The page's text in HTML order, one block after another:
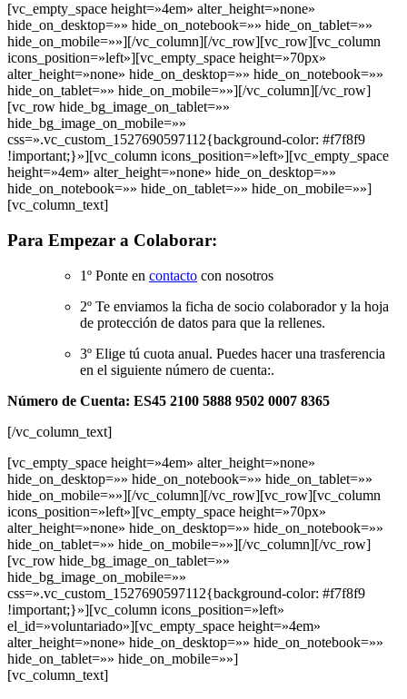
[vc_empty_space height=»4em» alter_height=»none»
hide_on_desktop=»» hide_on_notebook=»» hide_on_tablet=»»
hide_on_mobile=»»][/vc_column][/vc_row][vc_row][vc_column
icons_position=»left»][vc_empty_space height=»70px»
alter_height=»none» hide_on_desktop=»» hide_on_notebook=»»
hide_on_tablet=»» hide_on_mobile=»»][/vc_column][/vc_row]
[vc_row hide_bg_image_on_tablet=»»
hide_bg_image_on_mobile=»»
css=».vc_custom_1527690597112{background-color: #f7f8f9
!important;}»][vc_column icons_position=»left»][vc_empty_space
height=»4em» alter_height=»none» hide_on_desktop=»»
hide_on_notebook=»» hide_on_tablet=»» hide_on_mobile=»»]
[vc_column_text]
Para Empezar a Colaborar:
1º Ponte en contacto con nosotros
2º Te enviamos la ficha de socio colaborador y la hoja
de protección de datos para que la rellenes.
3º Elige tú cuota anual. Puedes hacer una trasferencia
en el siguiente número de cuenta:.
Número de Cuenta: ES45 2100 5888 9502 0007 8365
[/vc_column_text]
[vc_empty_space height=»4em» alter_height=»none»
hide_on_desktop=»» hide_on_notebook=»» hide_on_tablet=»»
hide_on_mobile=»»][/vc_column][/vc_row][vc_row][vc_column
icons_position=»left»][vc_empty_space height=»70px»
alter_height=»none» hide_on_desktop=»» hide_on_notebook=»»
hide_on_tablet=»» hide_on_mobile=»»][/vc_column][/vc_row]
[vc_row hide_bg_image_on_tablet=»»
hide_bg_image_on_mobile=»»
css=».vc_custom_1527690597112{background-color: #f7f8f9
!important;}»][vc_column icons_position=»left»
el_id=»voluntariado»][vc_empty_space height=»4em»
alter_height=»none» hide_on_desktop=»» hide_on_notebook=»»
hide_on_tablet=»» hide_on_mobile=»»]
[vc_column_text]